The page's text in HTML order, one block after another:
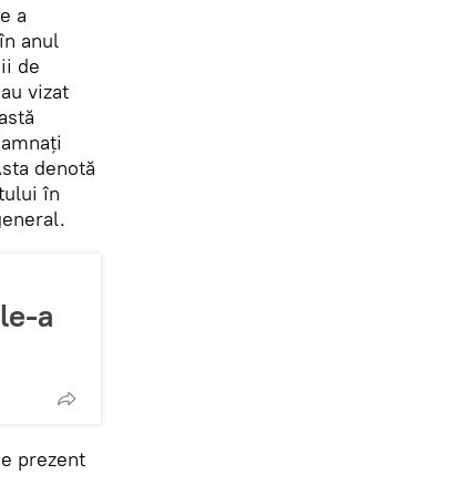
a
anul
de
vizat
denotă
în
a
prezent